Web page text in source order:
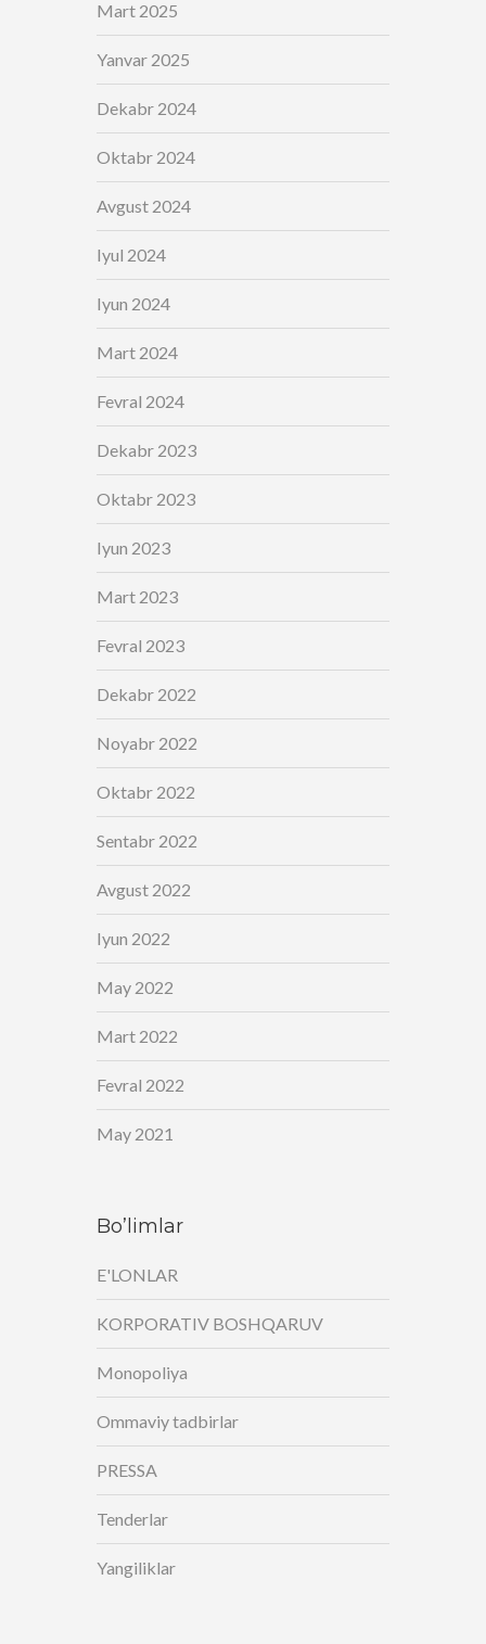
Mart 2025
Yanvar 2025
Dekabr 2024
Oktabr 2024
Avgust 2024
Iyul 2024
Iyun 2024
Mart 2024
Fevral 2024
Dekabr 2023
Oktabr 2023
Iyun 2023
Mart 2023
Fevral 2023
Dekabr 2022
Noyabr 2022
Oktabr 2022
Sentabr 2022
Avgust 2022
Iyun 2022
May 2022
Mart 2022
Fevral 2022
May 2021
Bo’limlar
E'LONLAR
KORPORATIV BOSHQARUV
Monopoliya
Ommaviy tadbirlar
PRESSA
Tenderlar
Yangiliklar